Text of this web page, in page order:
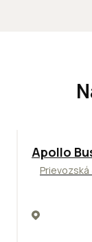
TOP
Apollo